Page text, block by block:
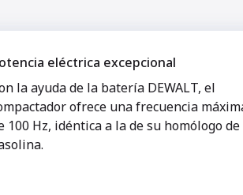
eléctrica excepcional
la ayuda de la batería DEWALT, el
ofrece una frecuencia
100 Hz, idéntica a la de su homólogo de